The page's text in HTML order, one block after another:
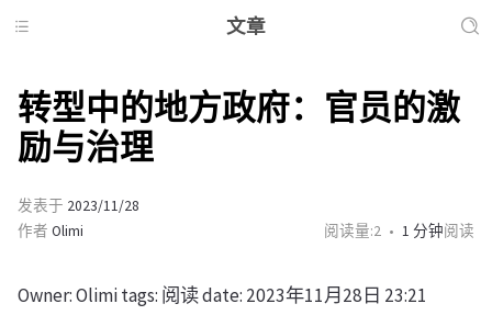
文章
转型中的地方政府：官员的激
励与治理
发表于 2023/11/28
作者 Olimi 阅读量:2 1 分钟阅读
Owner: Olimi tags: 阅读 date: 2023年11月28日 23:21